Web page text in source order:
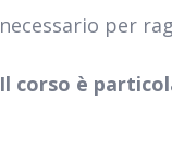
necessario per
Il corso è